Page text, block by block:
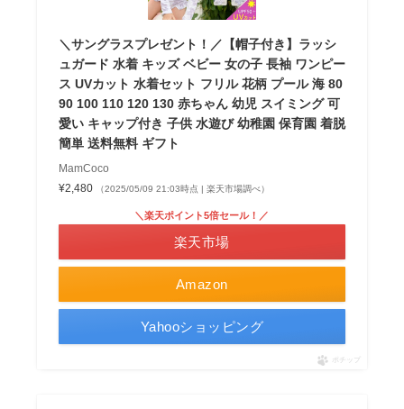
＼サングラスプレゼント！／【帽子付き】ラッシ
ュガード 水着 キッズ ベビー 女の子 長袖 ワンピー
ス UVカット 水着セット フリル 花柄 プール 海 80
90 100 110 120 130 赤ちゃん 幼児 スイミング 可
愛い キャップ付き 子供 水遊び 幼稚園 保育園 着脱
簡単 送料無料 ギフト
MamCoco
¥2,480
（2025/05/09 21:03時点 | 楽天市場調べ）
Amazon
＼楽天ポイント5倍セール！／
楽天市場
Yahooショッピング
ポチップ